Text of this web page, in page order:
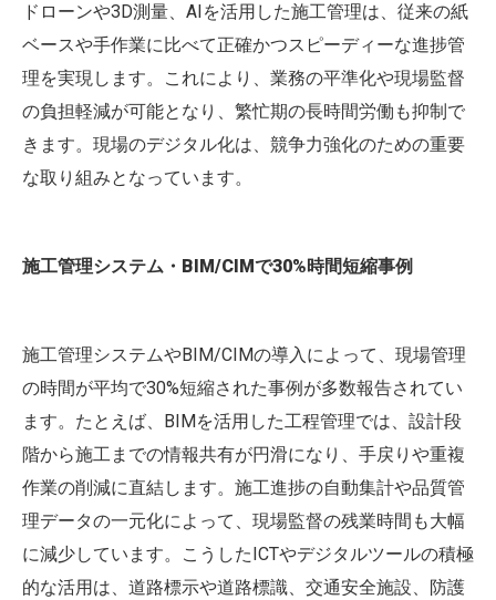
ドローンや3D測量、AIを活用した施工管理は、従来の紙
ベースや手作業に比べて正確かつスピーディーな進捗管
理を実現します。これにより、業務の平準化や現場監督
の負担軽減が可能となり、繁忙期の長時間労働も抑制で
きます。現場のデジタル化は、競争力強化のための重要
な取り組みとなっています。
施工管理システム・BIM/CIMで30%時間短縮事例
施工管理システムやBIM/CIMの導入によって、現場管理
の時間が平均で30%短縮された事例が多数報告されてい
ます。たとえば、BIMを活用した工程管理では、設計段
階から施工までの情報共有が円滑になり、手戻りや重複
作業の削減に直結します。施工進捗の自動集計や品質管
理データの一元化によって、現場監督の残業時間も大幅
に減少しています。こうしたICTやデジタルツールの積極
的な活用は、道路標示や道路標識、交通安全施設、防護